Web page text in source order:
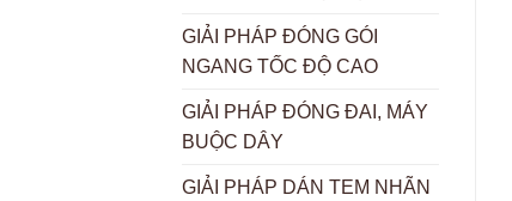
GIẢI PHÁP ĐÓNG GÓI
NGANG TỐC ĐỘ CAO
GIẢI PHÁP ĐÓNG ĐAI, MÁY
BUỘC DÂY
GIẢI PHÁP DÁN TEM NHÃN